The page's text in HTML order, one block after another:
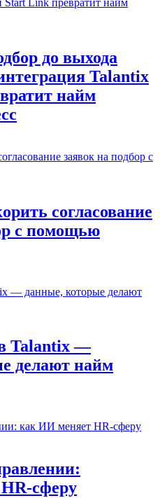
до выхода
Talantix
найм
согласование
с помощью
Talantix —
делают найм
сферу